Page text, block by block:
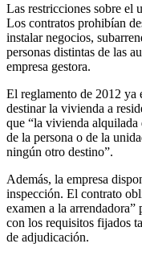
Las restricciones sobre el
Los contratos prohibían
instalar negocios,
personas distintas de las
empresa gestora.
El reglamento de 2012 ya
destinar la vivienda a
que “la vivienda alquilada
de la persona o de la
ningún otro destino”.
Además, la empresa
inspección. El contrato
examen a la
con los requisitos fijados
de adjudicación.